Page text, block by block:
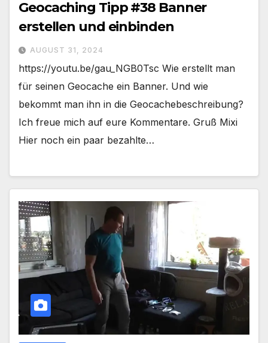
Geocaching Tipp #38 Banner
erstellen und einbinden
AUGUST 31, 2024
https://youtu.be/gau_NGB0Tsc Wie erstellt man
für seinen Geocache ein Banner. Und wie
bekommt man ihn in die Geocachebeschreibung?
Ich freue mich auf eure Kommentare. Gruß Mixi
Hier noch ein paar bezahlte…